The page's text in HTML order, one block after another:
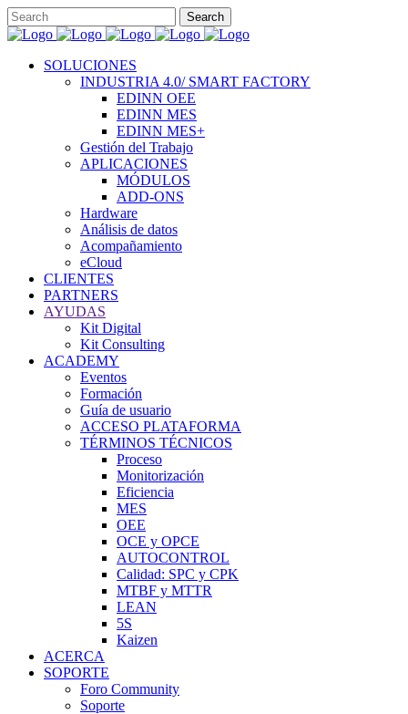
SOLUCIONES
INDUSTRIA 4.0/ SMART FACTORY
EDINN OEE
EDINN MES
EDINN MES+
Gestión del Trabajo
APLICACIONES
MÓDULOS
ADD-ONS
Hardware
Análisis de datos
Acompañamiento
eCloud
CLIENTES
PARTNERS
AYUDAS
Kit Digital
Kit Consulting
ACADEMY
Eventos
Formación
Guía de usuario
ACCESO PLATAFORMA
TÉRMINOS TÉCNICOS
Proceso
Monitorización
Eficiencia
MES
OEE
OCE y OPCE
AUTOCONTROL
Calidad: SPC y CPK
MTBF y MTTR
LEAN
5S
Kaizen
ACERCA
SOPORTE
Foro Community
Soporte